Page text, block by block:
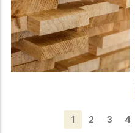
1 2 3 4